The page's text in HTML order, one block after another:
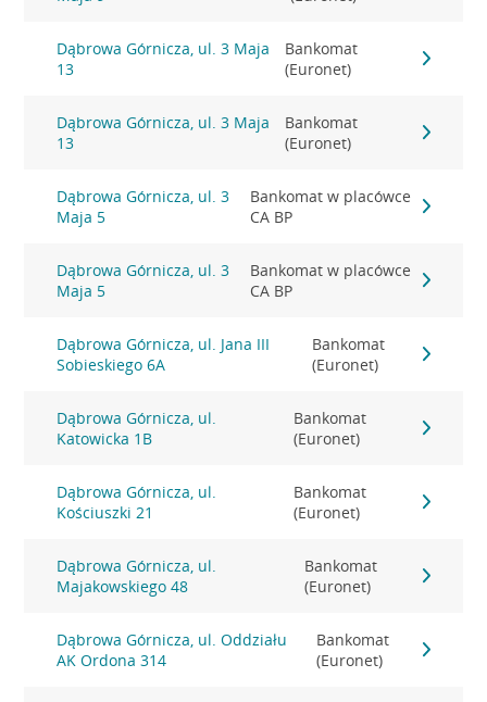
Dąbrowa Górnicza, ul. 3 Maja
13
Bankomat
(Euronet)
Dąbrowa Górnicza, ul. 3 Maja
13
Bankomat
(Euronet)
Dąbrowa Górnicza, ul. 3
Maja 5
Bankomat w placówce
CA BP
Dąbrowa Górnicza, ul. 3
Maja 5
Bankomat w placówce
CA BP
Dąbrowa Górnicza, ul. Jana III
Sobieskiego 6A
Bankomat
(Euronet)
Dąbrowa Górnicza, ul.
Katowicka 1B
Bankomat
(Euronet)
Dąbrowa Górnicza, ul.
Kościuszki 21
Bankomat
(Euronet)
Dąbrowa Górnicza, ul.
Majakowskiego 48
Bankomat
(Euronet)
Dąbrowa Górnicza, ul. Oddziału
AK Ordona 314
Bankomat
(Euronet)